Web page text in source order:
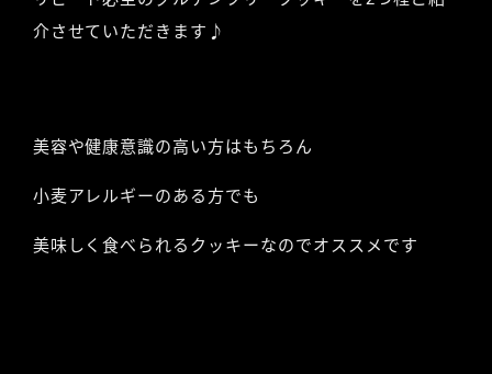
介させていただきます♪
美容や健康意識の高い方はもちろん
小麦アレルギーのある方でも
美味しく食べられるクッキーなのでオススメです